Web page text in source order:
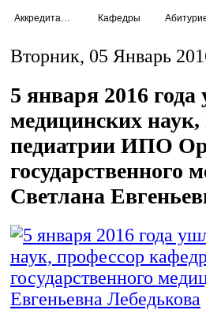
Кафедры
Вторник, 05 Январь
5 января 2016
медицинских
педиатрии ИПО
государственного
Светлана